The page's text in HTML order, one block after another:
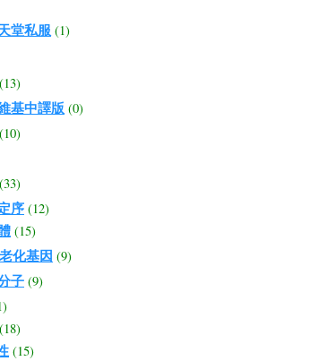
堂私服 (1)
(13)
基中譯版 (0)
(10)
(33)
序 (12)
(15)
老化基因 (9)
子 (9)
(18)
(15)